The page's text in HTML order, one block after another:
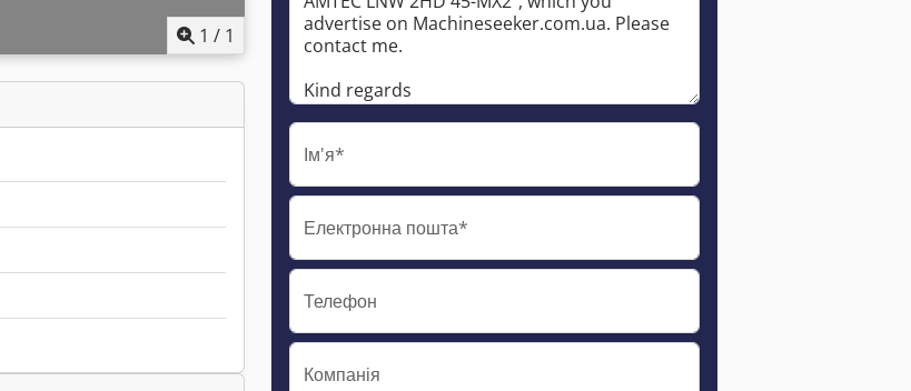
1 / 1
Ім'я*
Електронна пошта*
Телефон
Компанія